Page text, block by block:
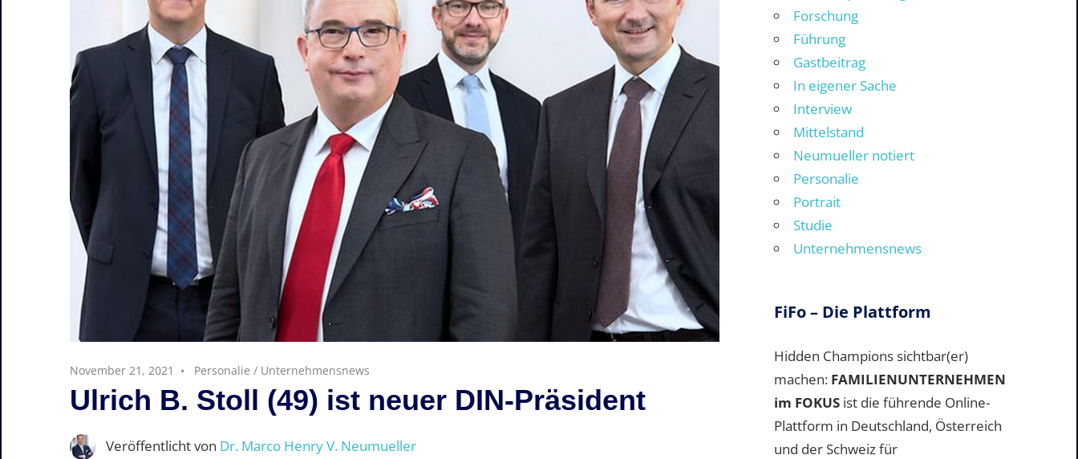
November 21, 2021 Personalie / Unternehmensnews
Ulrich B. Stoll (49) ist neuer DIN-Präsident
Veröffentlicht von Dr. Marco Henry V. Neumueller
Forschung
Führung
Gastbeitrag
In eigener Sache
Interview
Mittelstand
Neumueller notiert
Personalie
Portrait
Studie
Unternehmensnews
FiFo – Die Plattform
Hidden Champions sichtbar(er)
machen: FAMILIENUNTERNEHMEN
im FOKUS ist die führende Online-
Plattform in Deutschland, Österreich
und der Schweiz für